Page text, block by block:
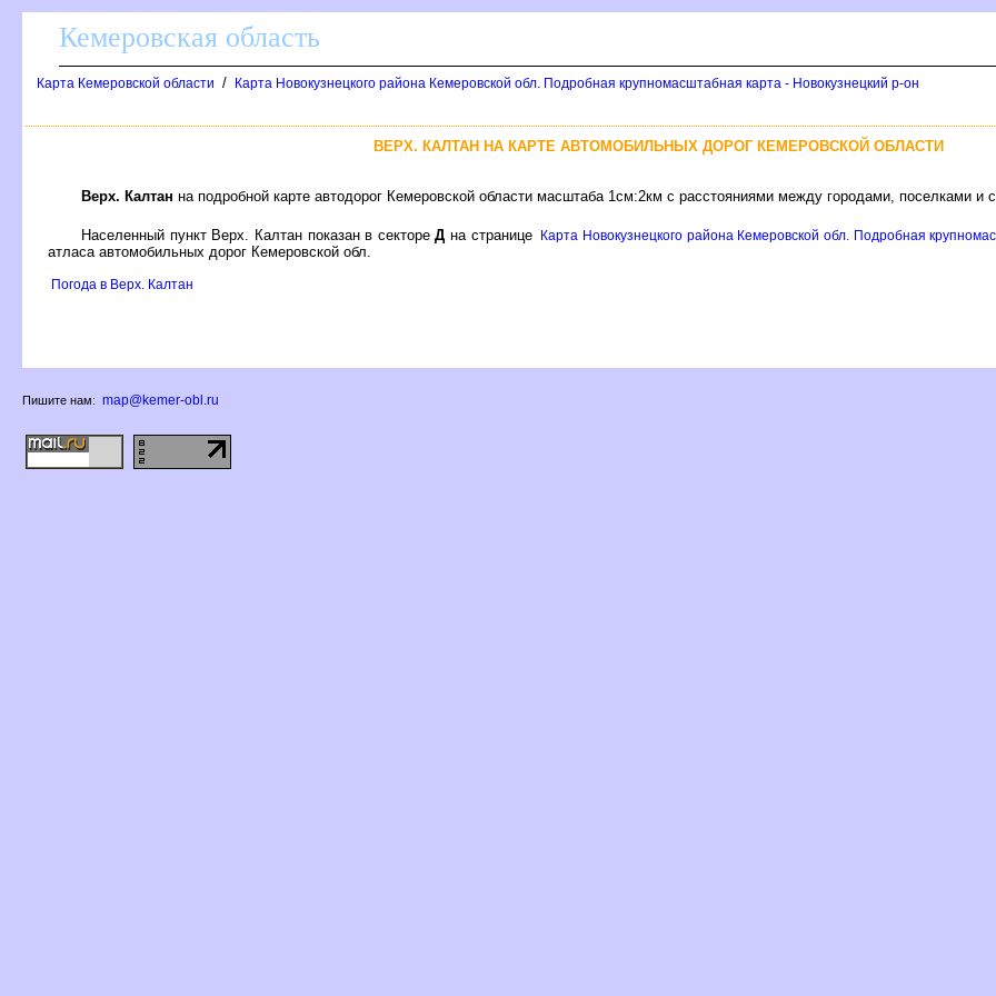
Кемеровская область
Карта Кемеровской области / Карта Новокузнецкого района Кемеровской обл. Подробная крупномасштабная карта - Новокузнецкий р-он
ЕРХ. КАЛТАН НА КАРТЕ АВТОМОБИЛЬНЫХ ДОРОГ КЕМЕРОВСКОЙ ОБЛАСТИ
ерх. Калтан на подробной карте автодорог Кемеровской области масштаба 1см:2км с расстояниями между городами, поселками и
Населенный пункт Верх. Калтан показан в сектореД на странице Карта Новокузнецкого района Кемеровской обл. Подробная
атласа автомобильных дорог Кемеровской обл.
Погода в Верх. Калтан
Пишите нам: map@kemer-obl.ru